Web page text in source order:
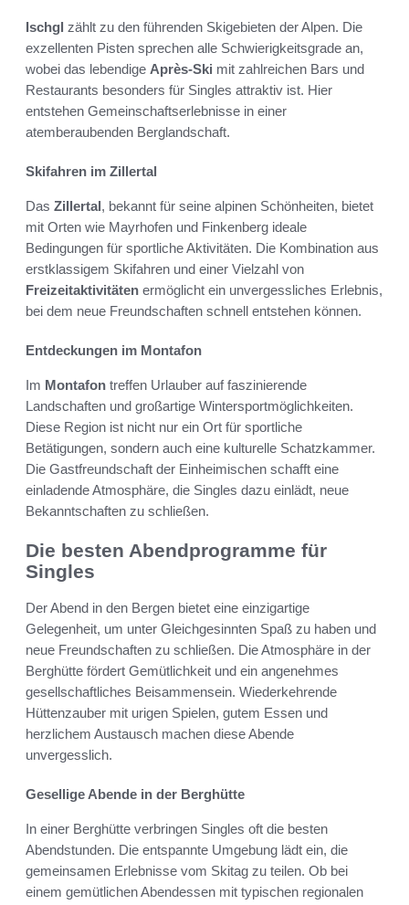
Ischgl zählt zu den führenden Skigebieten der Alpen. Die
exzellenten Pisten sprechen alle Schwierigkeitsgrade an,
wobei das lebendige Après-Ski mit zahlreichen Bars und
Restaurants besonders für Singles attraktiv ist. Hier
entstehen Gemeinschaftserlebnisse in einer
atemberaubenden Berglandschaft.
Skifahren im Zillertal
Das Zillertal, bekannt für seine alpinen Schönheiten, bietet
mit Orten wie Mayrhofen und Finkenberg ideale
Bedingungen für sportliche Aktivitäten. Die Kombination aus
erstklassigem Skifahren und einer Vielzahl von
Freizeitaktivitäten ermöglicht ein unvergessliches Erlebnis,
bei dem neue Freundschaften schnell entstehen können.
Entdeckungen im Montafon
Im Montafon treffen Urlauber auf faszinierende
Landschaften und großartige Wintersportmöglichkeiten.
Diese Region ist nicht nur ein Ort für sportliche
Betätigungen, sondern auch eine kulturelle Schatzkammer.
Die Gastfreundschaft der Einheimischen schafft eine
einladende Atmosphäre, die Singles dazu einlädt, neue
Bekanntschaften zu schließen.
Die besten Abendprogramme für
Singles
Der Abend in den Bergen bietet eine einzigartige
Gelegenheit, um unter Gleichgesinnten Spaß zu haben und
neue Freundschaften zu schließen. Die Atmosphäre in der
Berghütte fördert Gemütlichkeit und ein angenehmes
gesellschaftliches Beisammensein. Wiederkehrende
Hüttenzauber mit urigen Spielen, gutem Essen und
herzlichem Austausch machen diese Abende
unvergesslich.
Gesellige Abende in der Berghütte
In einer Berghütte verbringen Singles oft die besten
Abendstunden. Die entspannte Umgebung lädt ein, die
gemeinsamen Erlebnisse vom Skitag zu teilen. Ob bei
einem gemütlichen Abendessen mit typischen regionalen